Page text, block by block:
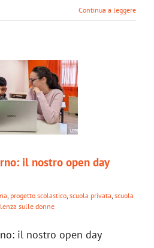
Continua a leggere
il nostro open day
progetto scolastico scuola privata scuola
sulle donne
il nostro open day